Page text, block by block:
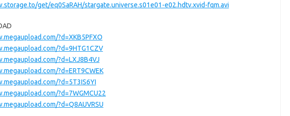
get/eq0SaRAH/stargate.universe.s01e01-e02.hdtv.xvid-fqm.avi
?d=XKB5PFXO
?d=9HTG1CZV
?d=LXJ8B4VJ
?d=ERT9CWEK
?d=5T3IS6YI
?d=7WGMCU22
?d=Q8AUVRSU